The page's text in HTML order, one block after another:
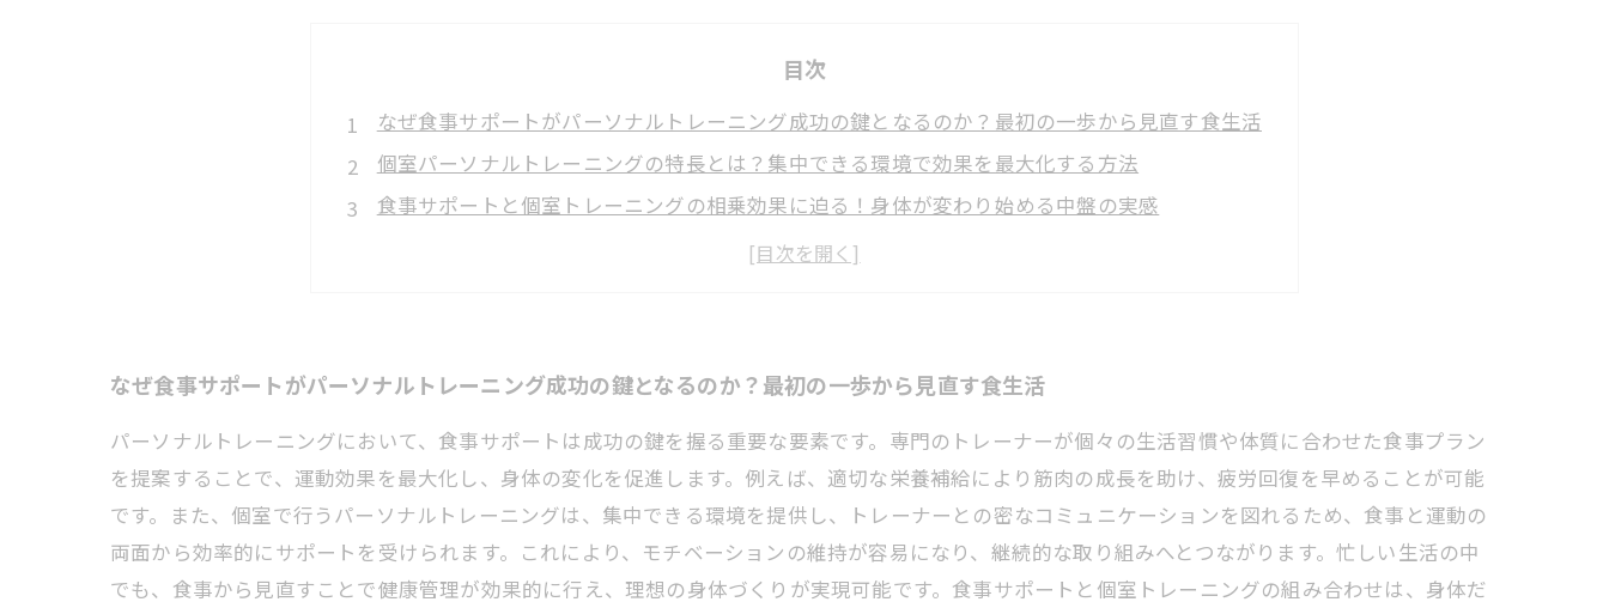
目次
なぜ食事サポートがパーソナルトレーニング成功の鍵となるのか？最初の一歩から見直す食生活
個室パーソナルトレーニングの特長とは？集中できる環境で効果を最大化する方法
食事サポートと個室トレーニングの相乗効果に迫る！身体が変わり始める中盤の実感
モチベーションを保つ秘訣はここに！食事管理とプライベート空間がもたらす心の変化
今こそ始めたい！専門家が教える食事と個室トレーニングで健康的に変わる秘訣
なぜ食事サポートがパーソナルトレーニング成功の鍵となるのか？最初の一歩から見直す食生活
パーソナルトレーニングにおいて、食事サポートは成功の鍵を握る重要な要素です。専門のトレーナーが個々の生活習慣や体質に合わせた食事プラン
を提案することで、運動効果を最大化し、身体の変化を促進します。例えば、適切な栄養補給により筋肉の成長を助け、疲労回復を早めることが可能
です。また、個室で行うパーソナルトレーニングは、集中できる環境を提供し、トレーナーとの密なコミュニケーションを図れるため、食事と運動の
両面から効率的にサポートを受けられます。これにより、モチベーションの維持が容易になり、継続的な取り組みへとつながります。忙しい生活の中
でも、食事から見直すことで健康管理が効果的に行え、理想の身体づくりが実現可能です。食事サポートと個室トレーニングの組み合わせは、身体だ